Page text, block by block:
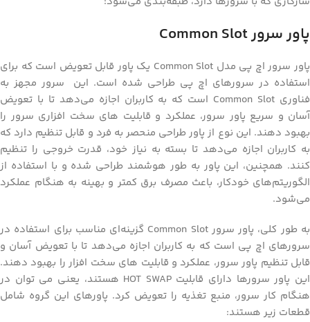
پاور سرور Common Slot
پاور سرور اچ پی مدل Common Slot یک پاور قابل تعویض است که برای
استفاده در سرورهای اچ پی طراحی شده است. این سرور مجهز به
فناوری Common Slot است که به کاربران اجازه می‌دهد تا با تعویض
آسان و سریع پاور سرور، عملکرد و قابلیت های سخت افزاری سرور را
بهبود دهند. این نوع از پاور طراحی منحصر به فرد و قابل تنظیم دارد که
به کاربران اجازه می‌دهد تا بسته به نیاز خود، قدرت خروجی را تنظیم
کنند. همچنین، این پاور به طور هوشمند طراحی شده و با استفاده از
الگوریتم‌های خودکار، باعث مصرف برق کمتر و بهینه به هنگام عملکرد
می‌شود.
به طور کلی، پاور سرور Common Slot گزینه‌ای مناسب برای استفاده در
سرورهای اچ پی است که به کاربران اجازه می‌دهد تا با تعویض آسان و
قابل تنظیم پاور سرور، عملکرد و قابلیت های سخت افزار را بهبود دهند.
این پاور سرورها دارای قابلیت HOT SWAP هستند، یعنی می توان در
هنگام کار سرور، منبع تغذیه را تعویض کرد. پاورهای این گروه شامل
قطعات زیر هستند: